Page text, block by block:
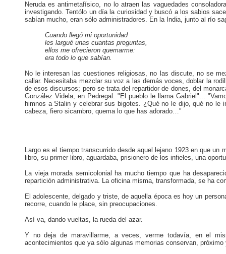
Neruda es antimetafísico, no lo atraen las vaguedades
investigando. Tentólo un día la curiosidad y buscó a los sabios
sabían mucho, eran sólo administradores. En la India, junto al río
Cuando llegó mi oportunidad
les largué unas cuantas preguntas,
ellos me ofrecieron quemarme:
era todo lo que sabían.
No le interesan las cuestiones religiosas, no las discute, no se
callar. Necesitaba mezclar su voz a las demás voces, doblar la
de esos discursos; pero se trata del repartidor de dones, del
González Videla, en Pedregal. "El pueblo le llama Gabriel"...
himnos a Stalin y celebrar sus bigotes. ¿Qué no le dijo, qué no
cabeza, fiero sicambro, quema lo que has adorado…"
Largo es el tiempo transcurrido desde aquel lejano 1923 en que
libro, su primer libro, aguardaba, prisionero de los infieles, una
La vieja morada semicolonial ha mucho tiempo que ha
repartición administrativa. La oficina misma, transformada, se ha
El adolescente, delgado y triste, de aquella época es hoy un
recorre, cuando le place, sin preocupaciones.
Así va, dando vueltas, la rueda del azar.
Y no deja de maravillarme, a veces, verme todavía, en el
acontecimientos que ya sólo algunas memorias conservan,